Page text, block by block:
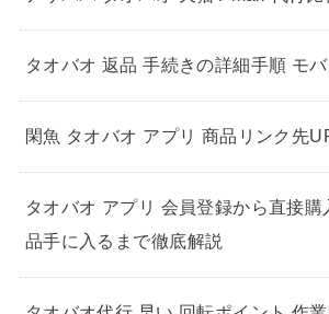
タオバオ 返品 手続きの詳細手順 モ
閑魚 タオバオ アプリ 商品リンク先
タオバオ アプリ 会員登録から直接
品手に入るまで徹底解説